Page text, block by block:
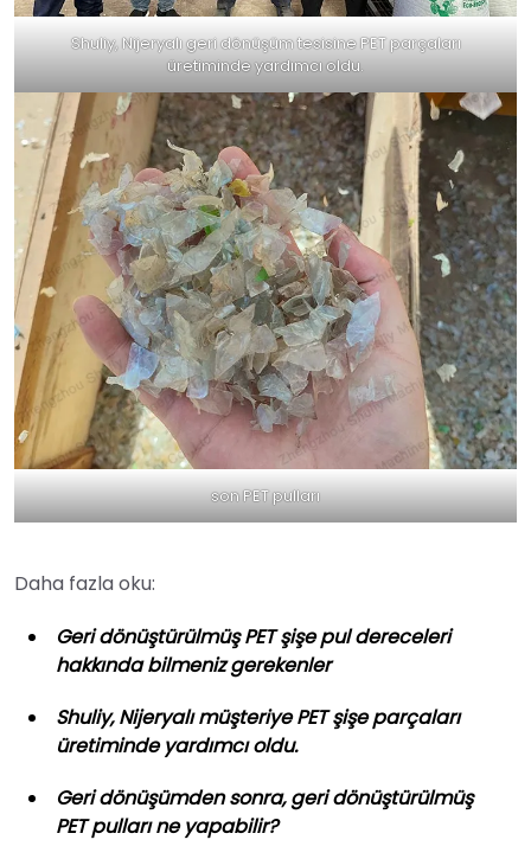
Shuliy, Nijeryalı geri dönüşüm tesisine PET parçaları
üretiminde yardımcı oldu.
son PET pulları
Daha fazla oku:
Geri dönüştürülmüş PET şişe pul dereceleri
hakkında bilmeniz gerekenler
Shuliy, Nijeryalı müşteriye PET şişe parçaları
üretiminde yardımcı oldu.
Geri dönüşümden sonra, geri dönüştürülmüş
PET pulları ne yapabilir?